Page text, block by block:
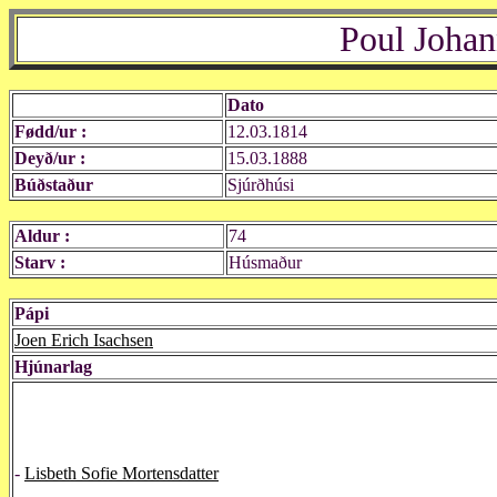
Poul
Dato
Fødd/ur :
12.03.1814
Deyð/ur :
15.03.1888
Búðstaður
Sjúrðhúsi
Aldur :
74
Starv :
Húsmaður
Pápi
Joen Erich Isachsen
Hjúnarlag
- Lisbeth Sofie Mortensdatter